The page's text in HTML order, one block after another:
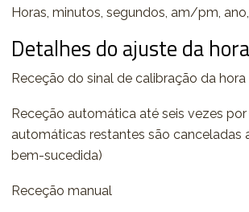
Horas, minutos, segundos, am/pm,
Detalhes do ajuste da hora
Receção do sinal de calibração da hora
Receção automática até seis vezes
automáticas restantes são canceladas
bem-sucedida)
Receção manual